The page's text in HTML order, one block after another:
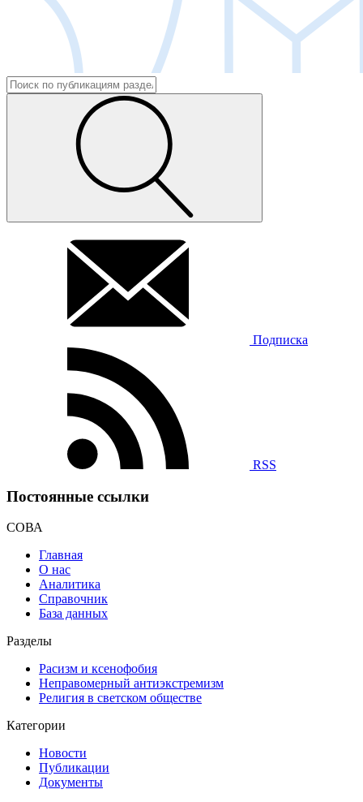
Подписка
RSS
Постоянные ссылки
СОВА
Главная
О нас
Аналитика
Справочник
База данных
Разделы
Расизм и ксенофобия
Неправомерный антиэкстремизм
Религия в светском обществе
Категории
Новости
Публикации
Документы